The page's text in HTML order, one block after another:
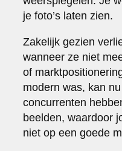
je foto’s laten zien.
Zakelijk gezien
wanneer ze niet
of
modern was, kan
concurrenten
beelden, waardoor
niet op een goede